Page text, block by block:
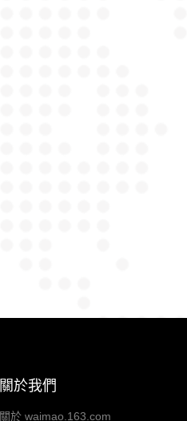
關於我們
關於 waimao.163.com